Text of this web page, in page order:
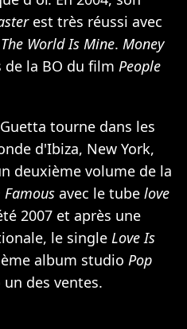
est très réussi avec
The World Is Mine. Money
la BO du film People
tourne dans les
d'Ibiza, New York,
deuxième volume de la
avec le tube love
2007 et après une
le single Love Is
album studio Pop
des ventes.